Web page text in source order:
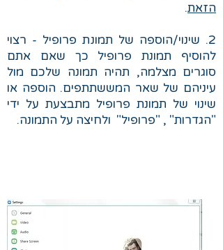
הזאת.
2. שינוי/הוספה של תמונת פרופיל - רצוי
להוסיף תמונת פרופיל כך שאם אתם
סוגרים מצלמה, תהיה תמונה שלכם מול
עיניהם של שאר המששתתפים. הוספה או
שינוי של תמונת פרופיל מתבצעת על ידי
"הגדרות" , "פרופיל" ולחיצה על התמונה.